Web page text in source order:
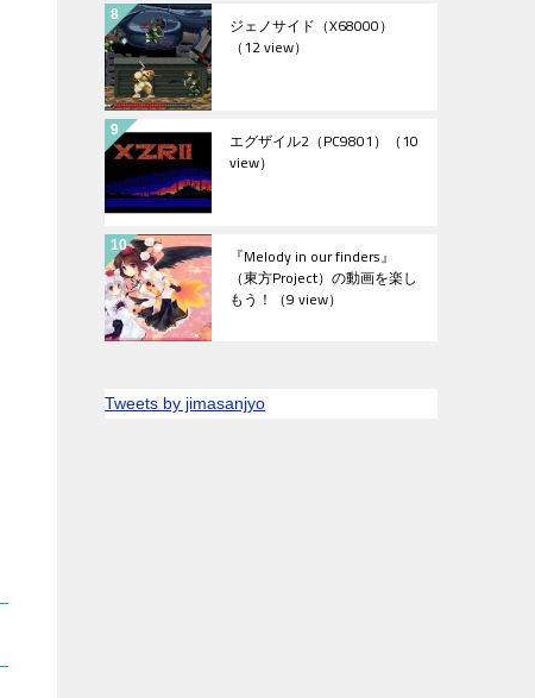
ジェノサイド（X68000）
（12 view）
エグザイル2（PC9801） （10
view）
『Melody in our finders』
（東方Project）の動画を楽し
もう！ （9 view）
Tweets by jimasanjyo